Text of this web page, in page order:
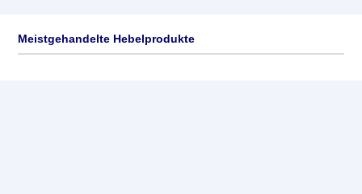
Meistgehandelte Hebelprodukte